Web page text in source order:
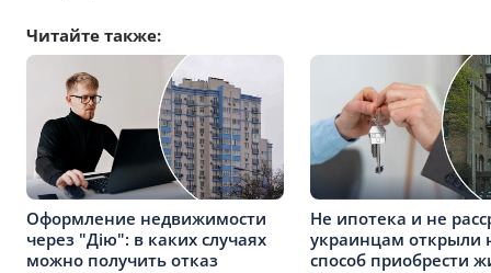
Читайте также:
Оформление недвижимости
через "Дію": в каких случаях
можно получить отказ
Не ипотека и не
украинцам открыли
способ приобрести